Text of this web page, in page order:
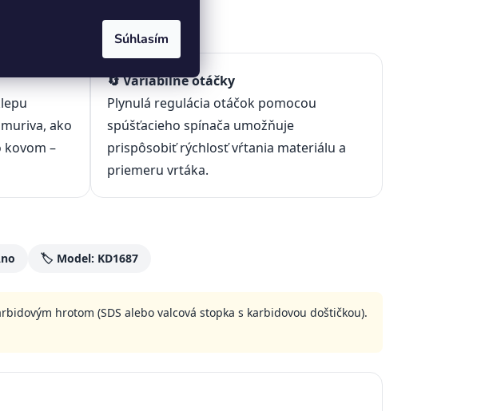
Súhlasím
ako
kovom –
🔄 Variabilné otáčky
Plynulá regulácia otáčok pomocou
spúšťacieho spínača umožňuje
prispôsobiť rýchlosť vŕtania materiálu a
priemeru vrtáka.
🏷️ Model: KD1687
hrotom (SDS alebo valcová stopka s karbidovou doštičkou).